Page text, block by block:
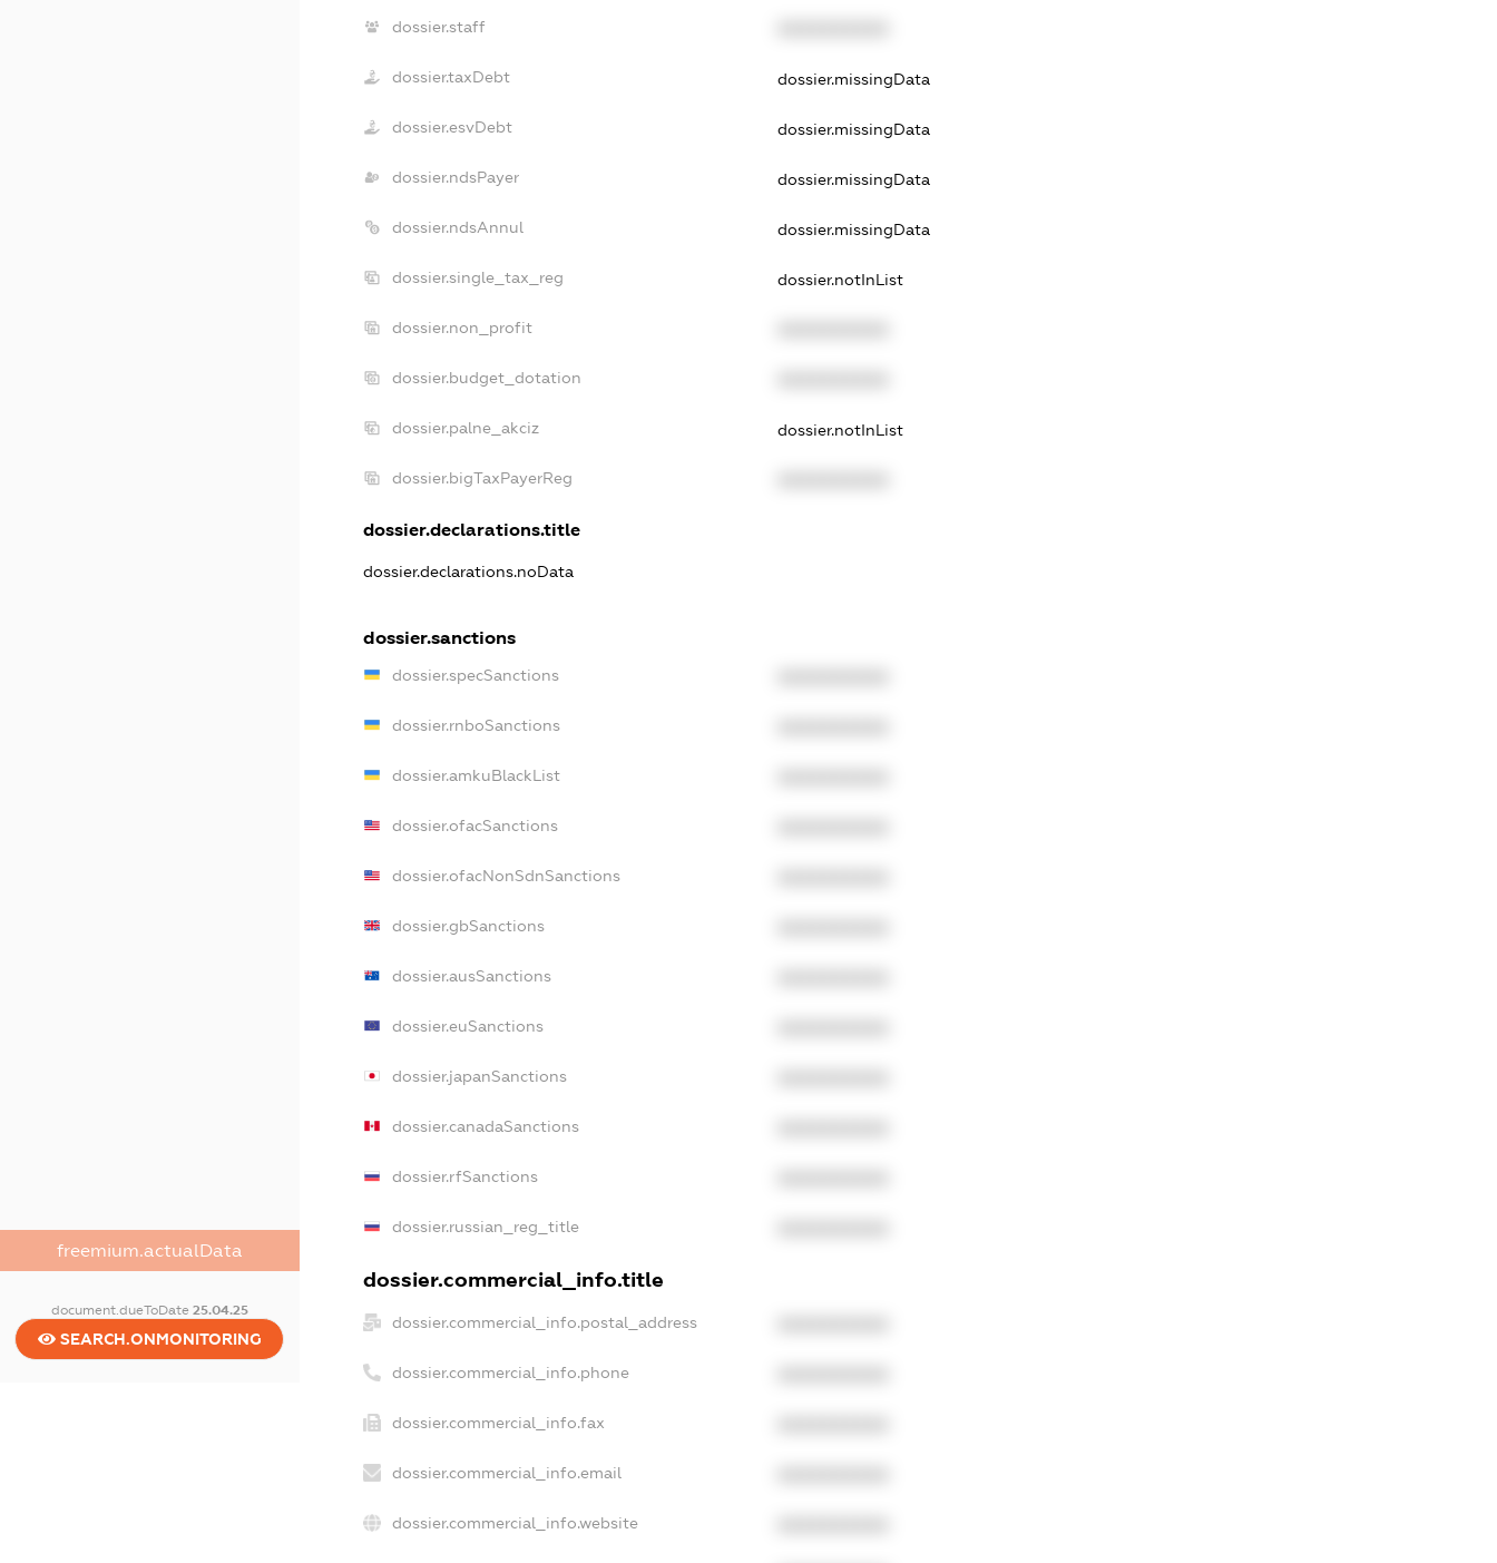
freemium.actualData
document.dueToDate 25.04.25
SEARCH.ONMONITORING
dossier.staff
dossier.taxDebt dossier.missingData
dossier.esvDebt dossier.missingData
dossier.ndsPayer dossier.missingData
dossier.ndsAnnul dossier.missingData
dossier.single_tax_reg dossier.notInList
dossier.non_profit
dossier.budget_dotation
dossier.palne_akciz dossier.notInList
dossier.bigTaxPayerReg
dossier.declarations.title
dossier.declarations.noData
dossier.sanctions
dossier.specSanctions
dossier.rnboSanctions
dossier.amkuBlackList
dossier.ofacSanctions
dossier.ofacNonSdnSanctions
dossier.gbSanctions
dossier.ausSanctions
dossier.euSanctions
dossier.japanSanctions
dossier.canadaSanctions
dossier.rfSanctions
dossier.russian_reg_title
dossier.commercial_info.title
dossier.commercial_info.postal_address
dossier.commercial_info.phone
dossier.commercial_info.fax
dossier.commercial_info.email
dossier.commercial_info.website